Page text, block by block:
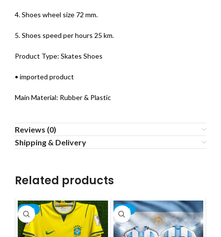
4. Shoes wheel size 72 mm.
5. Shoes speed per hours 25 km.
Product Type: Skates Shoes
• imported product
Main Material: Rubber & Plastic
Reviews (0)
Shipping & Delivery
Related products
-22% -22%